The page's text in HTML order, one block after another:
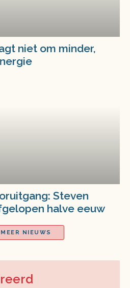
niet om minder,
Steven
halve eeuw
NIEUWS